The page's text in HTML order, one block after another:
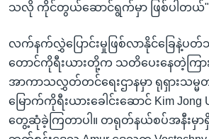
သလို ကိုင်တွယ်ဆောင်ရွက်မှာ ဖြစ်ပါတယ်"
လက်နက်လွှဲပြောင်းမှုဖြစ်လာနိုင်ခြေနဲ့
တောင်ကိုရီးယားတို့က သတိပေးနေတဲ့ကြား
အာကာသလွှတ်တင်ရေးဌာနမှာ ရုရှားသမ္မတ
မြောက်ကိုရီးယားခေါင်းဆောင် Kim Jong
တွေ့ဆုံခဲ့ကြတာပါ။ တရုတ်နယ်စပ်အနီးမှာ